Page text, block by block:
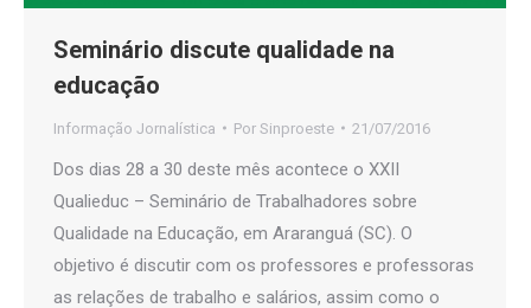
Seminário discute qualidade na
educação
Informação Jornalística Por Sinproeste 21/07/2016
Dos dias 28 a 30 deste mês acontece o XXII
Qualieduc – Seminário de Trabalhadores sobre
Qualidade na Educação, em Araranguá (SC). O
objetivo é discutir com os professores e professoras
as relações de trabalho e salários, assim como o